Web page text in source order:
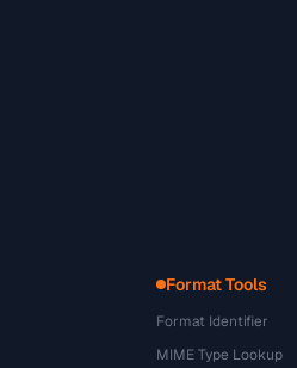
Format Tools
Format Identifier
MIME Type Lookup